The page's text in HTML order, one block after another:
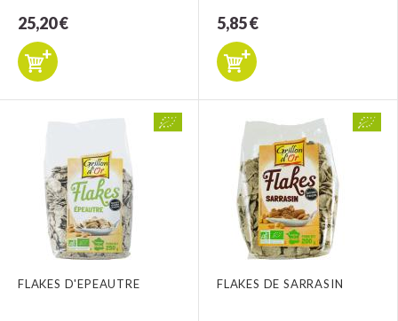
25,20 € 5,85 €
FLAKES D'EPEAUTRE FLAKES DE SARRASIN